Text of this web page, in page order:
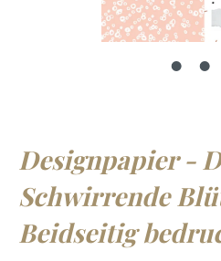
Designpapier -
Schwirrende
Beidseitig